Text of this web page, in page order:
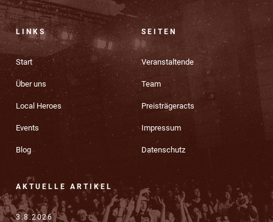
LINKS
Start
Über uns
Local Heroes
Events
Blog
SEITEN
Veranstaltende
Team
Preisträgeracts
Impressum
Datenschutz
AKTUELLE ARTIKEL
3.8.2026